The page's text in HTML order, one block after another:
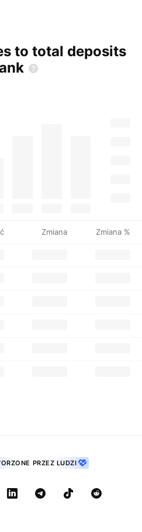
to total deposits
Zmiana Zmiana %
PRZEZ LUDZI